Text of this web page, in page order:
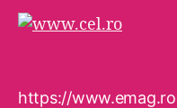
https://www.emag.ro